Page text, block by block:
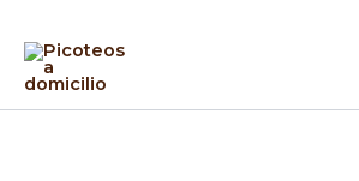
contenido